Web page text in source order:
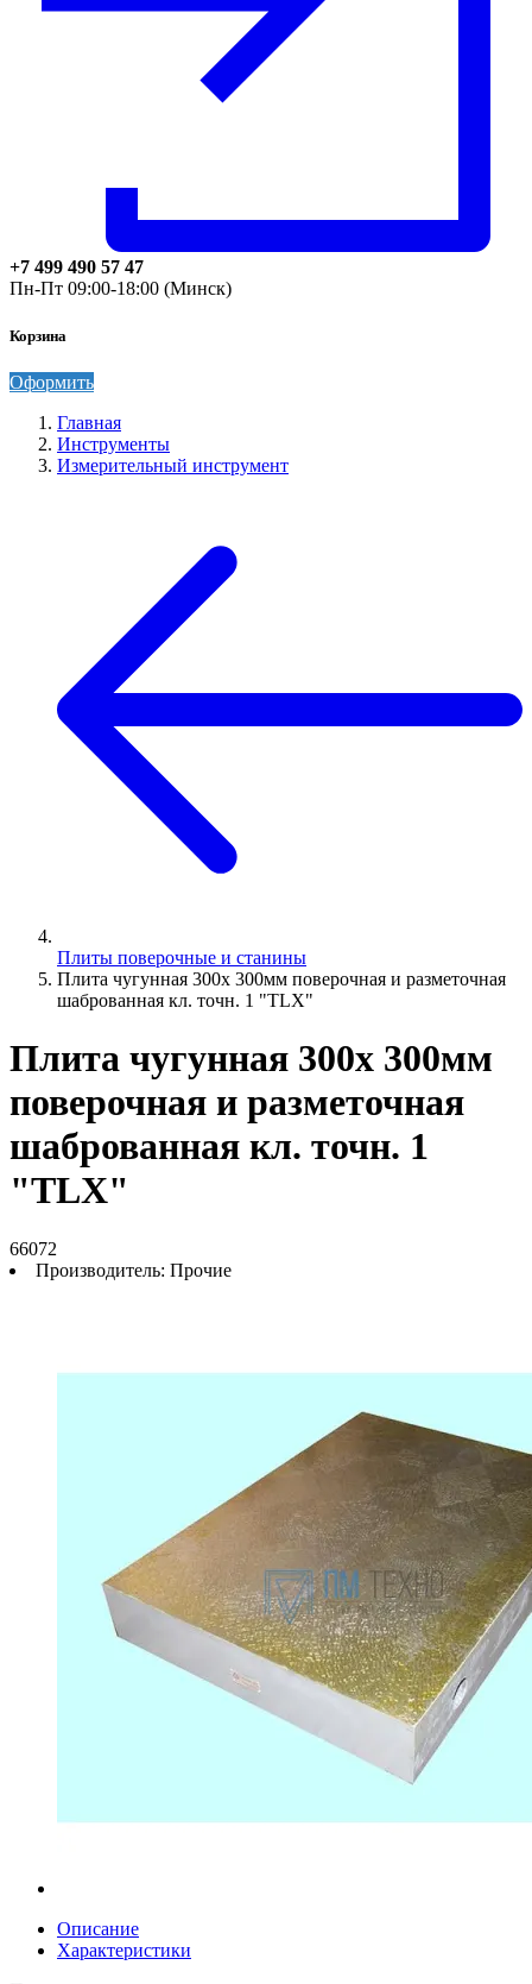
+7 499 490 57 47
Пн-Пт 09:00-18:00 (Минск)
Корзина
Оформить
Главная
Инструменты
Измерительный инструмент
Плиты поверочные и станины
Плита чугунная 300х 300мм поверочная и разметочная
шаброванная кл. точн. 1 "TLX"
Плита чугунная 300х 300мм
поверочная и разметочная
шаброванная кл. точн. 1
"TLX"
66072
Производитель: Прочие
Описание
Характеристики